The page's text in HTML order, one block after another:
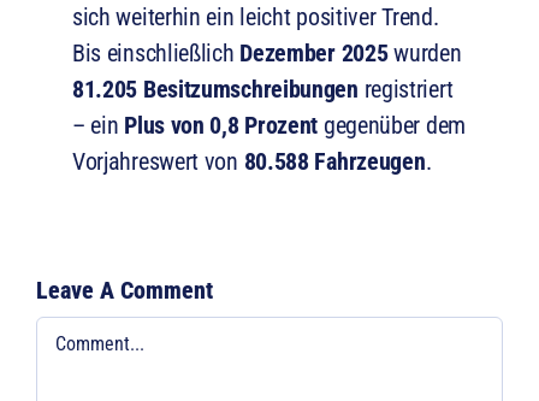
sich weiterhin ein leicht positiver Trend.
Bis einschließlich Dezember 2025wurden
81.205 Besitzumschreibungen registriert
– ein Plus von 0,8 Prozent gegenüber dem
Vorjahreswert von 80.588 Fahrzeugen.
Leave A Comment
Comment